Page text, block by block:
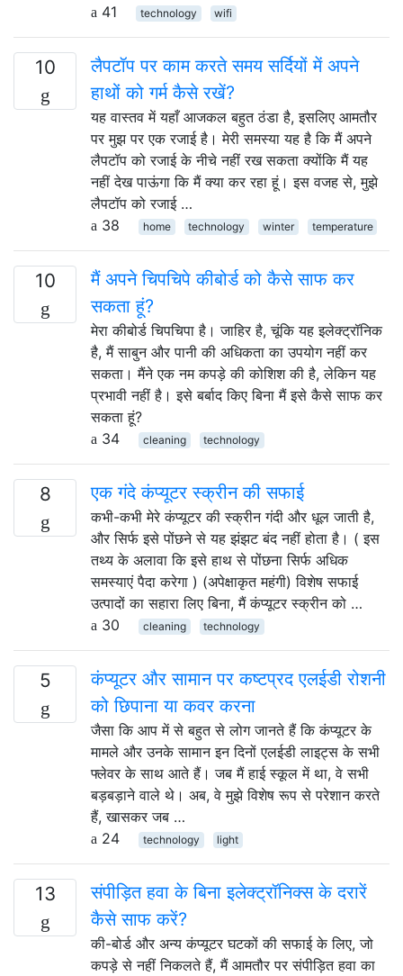
41
technology wifi
10
लैपटॉप पर काम करते समय सर्दियों में अपने
हाथों को गर्म कैसे रखें?
यह वास्तव में यहाँ आजकल बहुत ठंडा है, इसलिए आमतौर
पर मुझ पर एक रजाई है। मेरी समस्या यह है कि मैं अपने
लैपटॉप को रजाई के नीचे नहीं रख सकता क्योंकि मैं यह
नहीं देख पाऊंगा कि मैं क्या कर रहा हूं। इस वजह से, मुझे
लैपटॉप को रजाई …
38
home technology winter temperature
10
मैं अपने चिपचिपे कीबोर्ड को कैसे साफ कर
सकता हूं?
मेरा कीबोर्ड चिपचिपा है। जाहिर है, चूंकि यह इलेक्ट्रॉनिक
है, मैं साबुन और पानी की अधिकता का उपयोग नहीं कर
सकता। मैंने एक नम कपड़े की कोशिश की है, लेकिन यह
प्रभावी नहीं है। इसे बर्बाद किए बिना मैं इसे कैसे साफ कर
सकता हूं?
34
cleaning technology
8 एक गंदे कंप्यूटर स्क्रीन की सफाई
कभी-कभी मेरे कंप्यूटर की स्क्रीन गंदी और धूल जाती है,
और सिर्फ इसे पोंछने से यह झंझट बंद नहीं होता है। ( इस
तथ्य के अलावा कि इसे हाथ से पोंछना सिर्फ अधिक
समस्याएं पैदा करेगा ) (अपेक्षाकृत महंगी) विशेष सफाई
उत्पादों का सहारा लिए बिना, मैं कंप्यूटर स्क्रीन को …
30
cleaning technology
5
कंप्यूटर और सामान पर कष्टप्रद एलईडी रोशनी
को छिपाना या कवर करना
जैसा कि आप में से बहुत से लोग जानते हैं कि कंप्यूटर के
मामले और उनके सामान इन दिनों एलईडी लाइट्स के सभी
फ्लेवर के साथ आते हैं। जब मैं हाई स्कूल में था, वे सभी
बड़बड़ाने वाले थे। अब, वे मुझे विशेष रूप से परेशान करते
हैं, खासकर जब …
24
technology light
13
संपीड़ित हवा के बिना इलेक्ट्रॉनिक्स के दरारें
कैसे साफ करें?
की-बोर्ड और अन्य कंप्यूटर घटकों की सफाई के लिए, जो
कपड़े से नहीं निकलते हैं, मैं आमतौर पर संपीड़ित हवा का